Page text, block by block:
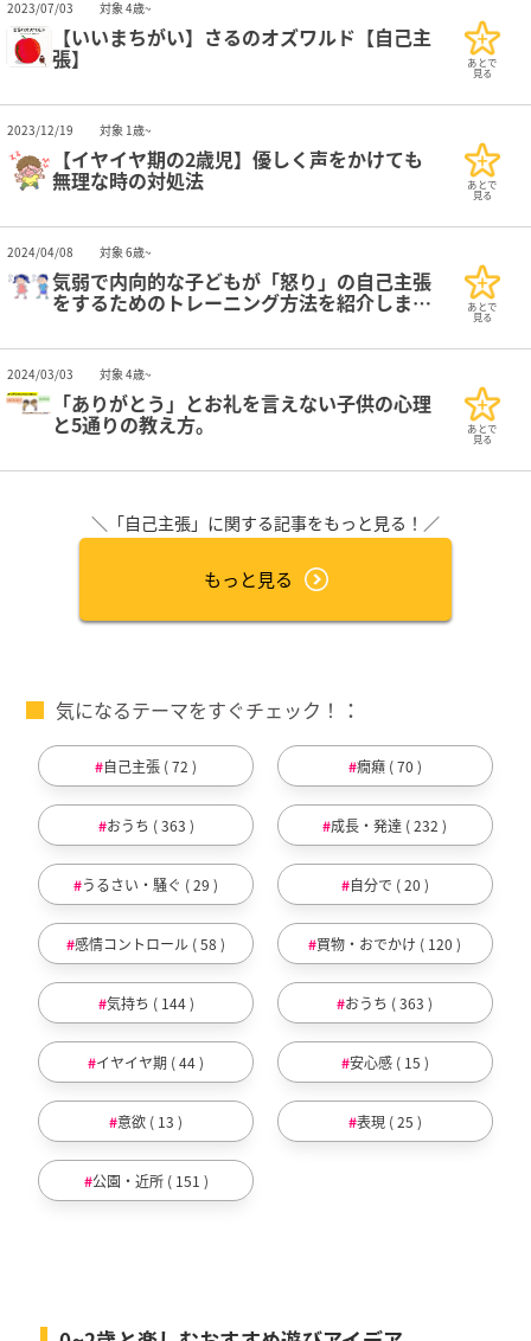
2023/07/03 対象 4歳~
【いいまちがい】さるのオズワルド【自己主
張】 あとで
見る
2023/12/19 対象 1歳~
【イヤイヤ期の2歳児】優しく声をかけても
無理な時の対処法 あとで
見る
2024/04/08 対象 6歳~
気弱で内向的な子どもが「怒り」の自己主張
をするためのトレーニング方法を紹介しま あとで
見る
2024/03/03 対象 4歳~
「ありがとう」とお礼を言えない子供の心理
と5通りの教え方。 あとで
見る
＼「自己主張」に関する記事をもっと見る！／
もっと見る
気になるテーマをすぐチェック！
自己主張 ( 72 ) 癇癪 ( 70 )
おうち ( 363 ) 成長・発達 ( 232 )
うるさい・騒ぐ ( 29 ) 自分で ( 20 )
感情コントロール ( 58 ) 買物・おでかけ ( 120 )
気持ち ( 144 ) おうち ( 363 )
イヤイヤ期 ( 44 ) 安心感 ( 15 )
意欲 ( 13 ) 表現 ( 25 )
公園・近所 ( 151 )